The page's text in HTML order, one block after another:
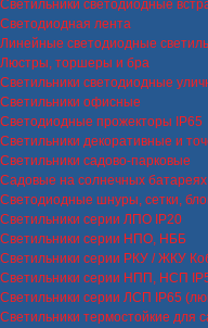
Светильники светодиодные
Светодиодная лента
Линейные светодиодные
Люстры, торшеры и бра
Светильники светодиодные
Светильники офисные
Светодиодные прожекторы IP65
Светильники декоративные и
Светильники садово-парковые
Садовые на солнечных батареях
Светодиодные шнуры, сетки,
Светильники серии ЛПО IP20
Светильники серии НПО, НББ
Светильники серии РКУ / ЖКУ
Светильники серии НПП, НСП
Светильники серии ЛСП IP65
Светильники термостойкие для